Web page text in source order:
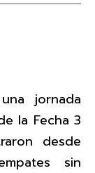
jornada
la Fecha 3
desde
sin